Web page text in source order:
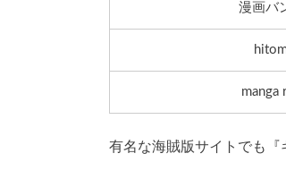
漫画バ
manga
有名な海賊版サイトでも『